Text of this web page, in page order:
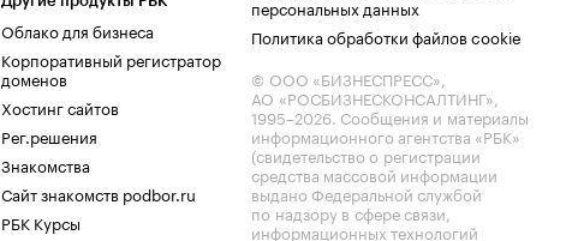
Облако для бизнеса
Корпоративный регистратор
доменов
Хостинг сайтов
Рег.решения
Знакомства
Сайт знакомств podbor.ru
РБК Курсы
персональных данных
Политика обработки файлов cookie
© ООО «БИЗНЕСПРЕСС»,
АО «РОСБИЗНЕСКОНСАЛТИНГ»,
1995–2026. Сообщения и материалы
информационного агентства «РБК»
(свидетельство о регистрации
средства массовой информации
выдано Федеральной службой
по надзору в сфере связи,
информационных технологий